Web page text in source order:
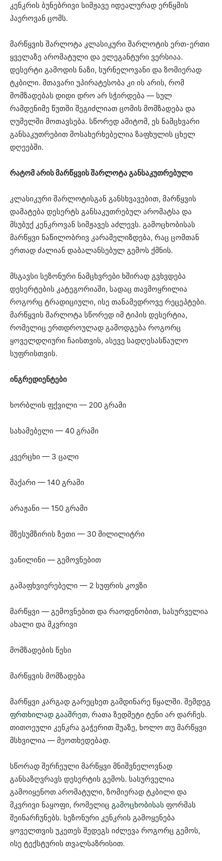
კენკრის ბუნებრივი სიმჟავე იდეალურად ერწყმის
ჰაეროვან ცომს.
მარწყვის შარლოტა კლასიკური შარლოტის ერთ-ერთი
ყველაზე არომატული და ელეგანტური ვერსიაა.
დესერტი გამოდის ნაზი, სურნელოვანი და ზომიერად
ტკბილი. მთავარი უპირატესობა კი ის არის, რომ
მომზადებას დიდი დრო არ სჭირდება — სულ
რამდენიმე წუთში შეგიძლიათ ცომის მომზადება და
ღუმელში მოთავსება. სწორედ ამიტომ, ეს ნამცხვარი
განსაკუთრებით მოსახერხებელია ზაფხულის ცხელ
დღეებში.
რატომ არის მარწყვის შარლოტა განსაკუთრებული
კლასიკური შარლოტისგან განსხვავებით, მარწყვის
დამატება დესერტს განსაკუთრებულ არომატსა და
მსუბუქ კენკროვან სიმჟავეს აძლევს. გამოცხობისას
მარწყვი ნაწილობრივ კარამელიზდება, რაც ცომთან
ერთად ძალიან დაბალანსებულ გემოს ქმნის.
მსგავსი სეზონური ნამცხვრები ხშირად გვხვდება
დესერტების კატეგორიაში, სადაც თავმოყრილია
როგორც ტრადიციული, ისე თანამედროვე რეცეპტები.
მარწყვის შარლოტა სწორედ იმ ტიპის დესერტია,
რომელიც ერთდროულად გამოდგება როგორც
ყოველდღიური ჩაისთვის, ასევე სადღესასწაულო
სუფრისთვის.
ინგრედიენტები
ხორბლის ფქვილი — 200 გრამი
სახამებელი — 40 გრამი
კვერცხი — 3 ცალი
შაქარი — 140 გრამი
არაჟანი — 150 გრამი
მზესუმზირის ზეთი — 30 მილილიტრი
ვანილინი — გემოვნებით
გამაფხვიერებელი — 2 სუფრის კოვზი
მარწყვი — გემოვნებით და რაოდენობით, სასურველია
ახალი და მკვრივი
მომზადების წესი
მარწყვის მომზადება
მარწყვი კარგად გარეცხეთ გამდინარე წყალში. შემდეგ
ფრთხილად გააშრეთ, რათა ზედმეტი ტენი არ დარჩეს.
თითოეული კენკრა გაჭერით შუაზე, ხოლო თუ მარწყვი
მსხვილია — მეოთხედებად.
სწორად შერჩეული მარწყვი მნიშვნელოვნად
განსაზღვრავს დესერტის გემოს. სასურველია
გამოიყენოთ არომატული, ზომიერად ტკბილი და
მკვრივი ნაყოფი, რომელიც გამოცხობისას ფორმას
შეინარჩუნებს. სეზონური კენკრის გამოყენება
ყოველთვის უკეთეს შედეგს იძლევა როგორც გემოს,
ისე ტექსტურის თვალსაზრისით.